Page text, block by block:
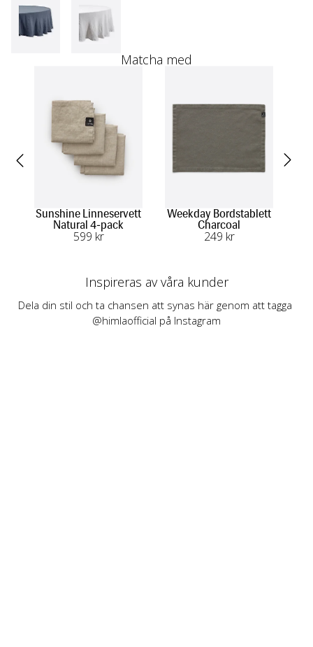
Matcha med
Sunshine Linneservett
Natural 4-pack
599 kr
Weekday Bordstablett
Charcoal
249 kr
Inspireras av våra kunder
Dela din stil och ta chansen att synas här genom att tagga
@himlaofficial på Instagram